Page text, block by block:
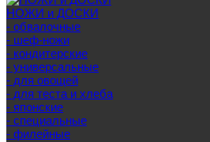
НОЖИ и ДОСКИ
- обвалочные
- шеф-ножи
- кондитерские
- универсальные
- для овощей
- для теста и хлеба
- японские
- специальные
- филейные